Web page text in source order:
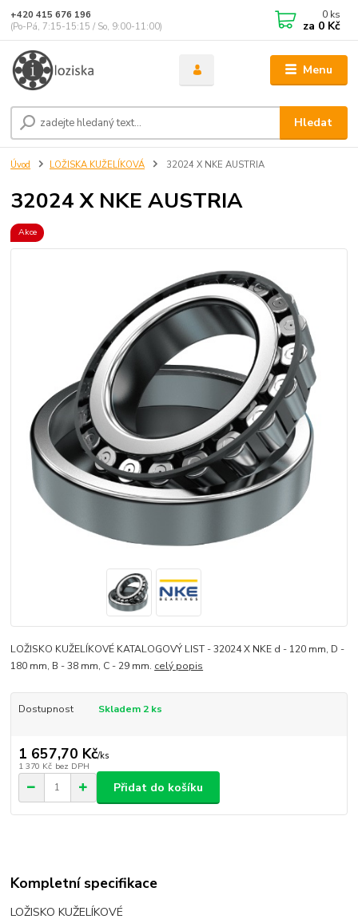
Menu
Hledat
+420 415 676 196
(Po-Pá, 7:15-15:15 / So, 9:00-11:00)
0 ks
za 0 Kč
Úvod LOŽISKA KUŽELÍKOVÁ 32024 X NKE AUSTRIA
32024 X NKE AUSTRIA
Akce
LOŽISKO KUŽELÍKOVÉ KATALOGOVÝ LIST - 32024 X NKE d - 120 mm, D -
180 mm, B - 38 mm, C - 29 mm. celý popis
Dostupnost Skladem 2 ks
1 657,70 Kč/ks
1 370 Kč bez DPH
Přidat do košíku
Kompletní specifikace
LOŽISKO KUŽELÍKOVÉ